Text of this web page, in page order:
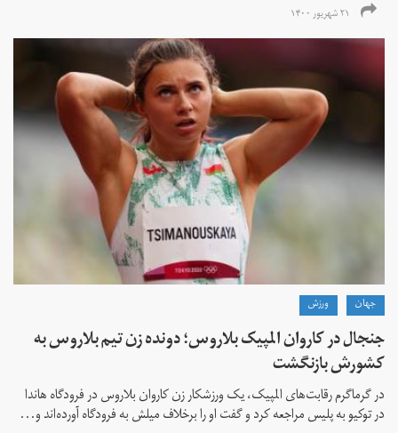
۲۱ شهریور ۱۴۰۰
جهان ورزش
جنجال در کاروان المپیک بلاروس؛ دونده زن تیم بلاروس به
کشورش بازنگشت
در گرماگرم رقابت‌های المپیک، یک ورزشکار زن کاروان بلاروس در فرودگاه هاندا
در توکیو به پلیس مراجعه کرد و گفت او را برخلاف میلش به فرودگاه آورده‌اند و...